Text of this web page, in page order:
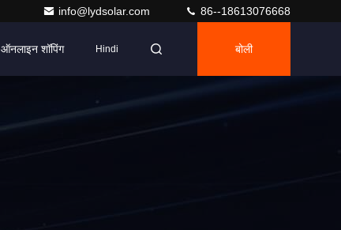
info@lydsolar.com 86--18613076668
ऑनलाइन शॉपिंग Hindi बोली